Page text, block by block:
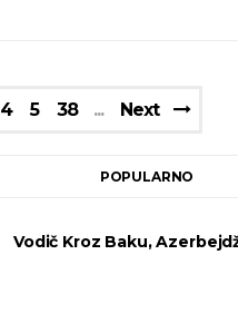
4 5 38 Next
POPULARNO
Vodič Kroz Baku,